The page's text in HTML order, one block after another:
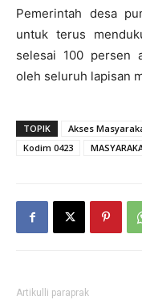
Pemerintah desa
untuk terus
selesai 100 persen
oleh seluruh lapisan
TOPIK Akses
Kodim 0423
Artikulli paraprak